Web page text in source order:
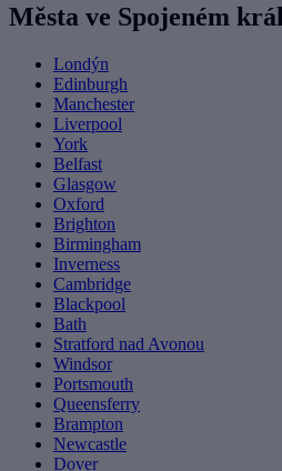
Města ve Spojeném
Londýn
Edinburgh
Manchester
Liverpool
York
Belfast
Glasgow
Oxford
Brighton
Birmingham
Inverness
Cambridge
Blackpool
Bath
Stratford nad Avonou
Windsor
Portsmouth
Queensferry
Brampton
Newcastle
Dover